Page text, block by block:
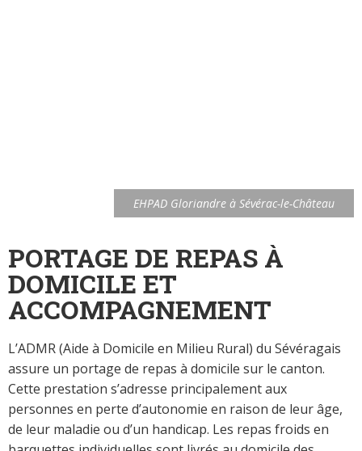
EHPAD Gloriandre à Sévérac-le-Château
PORTAGE DE REPAS À
DOMICILE ET
ACCOMPAGNEMENT
L’ADMR (Aide à Domicile en Milieu Rural) du Sévéragais
assure un portage de repas à domicile sur le canton.
Cette prestation s’adresse principalement aux
personnes en perte d’autonomie en raison de leur âge,
de leur maladie ou d’un handicap. Les repas froids en